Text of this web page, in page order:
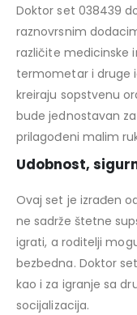
Doktor set 038439
raznovrsnim
različite medicinske
termometar i druge
kreiraju sopstvenu
bude jednostavan
prilagođeni malim
Udobnost,
Ovaj set je izrađen
ne sadrže štetne
igrati, a roditelji
bezbedna. Doktor
kao i za igranje sa
socijalizacija.